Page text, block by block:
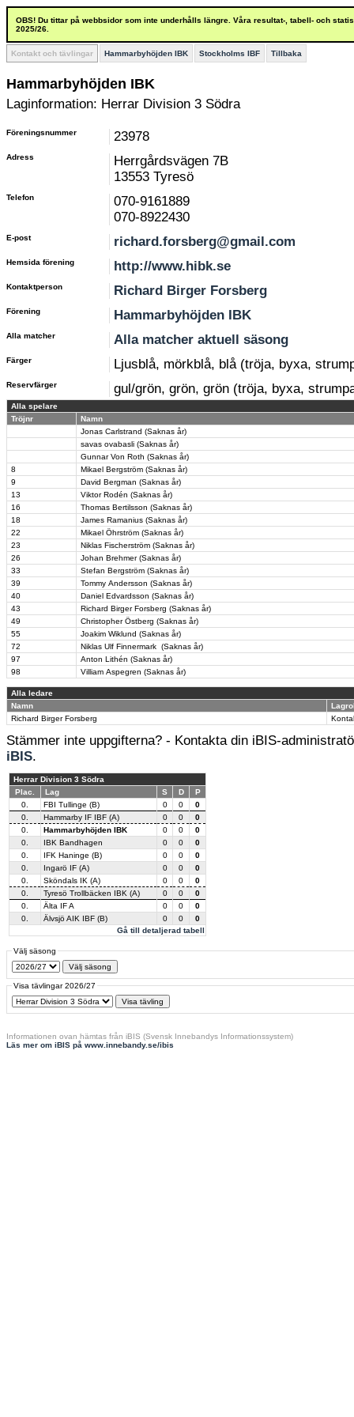
OBS! Du tittar på webbsidor som inte underhålls längre. Våra resultat-, tabell- och
2025/26.
Kontakt och tävlingar Hammarbyhöjden IBK Stockholms IBF Tillbaka
Hammarbyhöjden IBK
Laginformation: Herrar Division 3 Södra
Föreningsnummer 23978
Adress
Herrgårdsvägen 7B
13553 Tyresö
Telefon
070-9161889
070-8922430
E-post richard.forsberg@gmail.com
Hemsida förening http://www.hibk.se
Kontaktperson Richard Birger Forsberg
Förening Hammarbyhöjden IBK
Alla matcher Alla matcher aktuell säsong
Färger Ljusblå, mörkblå, blå (tröja, byxa,
Reservfärger gul/grön, grön, grön (tröja, byxa,
Alla spelare
Tröjnr
Namn
Jonas Carlstrand (Saknas år)
savas ovabasli (Saknas år)
Gunnar Von Roth (Saknas år)
8
Mikael Bergström (Saknas år)
9
David Bergman (Saknas år)
13
Viktor Rodén (Saknas år)
16
Thomas Bertilsson (Saknas år)
18
James Ramanius (Saknas år)
22
Mikael Öhrström (Saknas år)
23
Niklas Fischerström (Saknas år)
26
Johan Brehmer (Saknas år)
33
Stefan Bergström (Saknas år)
39
Tommy Andersson (Saknas år)
40
Daniel Edvardsson (Saknas år)
43
Richard Birger Forsberg (Saknas år)
49
Christopher Östberg (Saknas år)
55
Joakim Wiklund (Saknas år)
72
Niklas Ulf Finnermark (Saknas år)
97
Anton Lithén (Saknas år)
98
Villiam Aspegren (Saknas år)
Alla ledare
Namn
Richard Birger Forsberg
Stämmer inte uppgifterna? - Kontakta din iBIS-
iBIS.
Herrar Division 3 Södra
Plac.
Lag S D P
Gå till detaljerad tabell
0. FBI Tullinge (B) 0 0
0
0.
Hammarby IF IBF (A) 0 0
0
0.
Hammarbyhöjden IBK 0 0
0
0.
IBK Bandhagen 0 0
0
0.
IFK Haninge (B) 0 0
0
0.
Ingarö IF (A) 0 0
0
0.
Sköndals IK (A) 0 0
0
0.
Tyresö Trollbäcken IBK (A) 0 0
0
0.
Älta IF A 0 0
0
0.
Älvsjö AIK IBF (B) 0 0 0
Välj säsong
Visa tävlingar 2026/27
Informationen ovan hämtas från iBIS (Svensk Innebandys Informationssystem)
Läs mer om iBIS på www.innebandy.se/ibis